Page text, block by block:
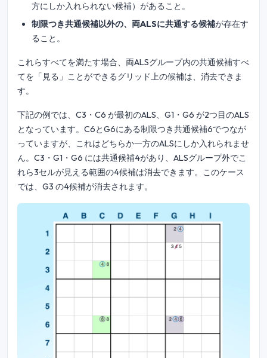
方にしか入れられない候補）があること。
制限つき共通候補以外の、両ALSに共通する候補が存在す
ること。
これらすべてを満たす場合、両ALSグループ内の共通候補すべ
てを「見る」ことができるグリッド上の候補は、消去できま
す。
下記の例では、C3・C6 が最初のALS、G1・G6 が2つ目のALS
となっています。C6とG6にある制限つき共通候補6でつなが
っていますが、これはどちらか一方のALSにしか入れられませ
ん。C3・G1・G6 には共通候補4があり、ALSグループ外でこ
れら3セルが見える範囲の4候補は消去できます。このケース
では、G3 の4候補が消去されます。